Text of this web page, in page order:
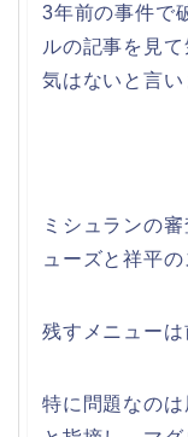
3年前の事件で
ルの記事を見
気はないと言い
ミシュランの
ューズと祥平
残すメニューは
特に問題なの